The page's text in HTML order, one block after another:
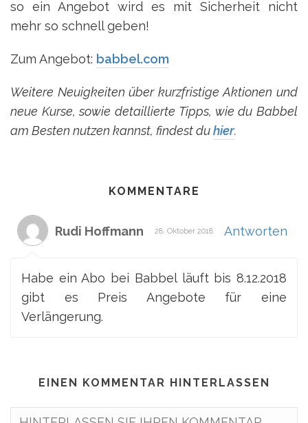
so ein Angebot wird es mit Sicherheit nicht
mehr so schnell geben!
Zum Angebot: babbel.com
Weitere Neuigkeiten über kurzfristige Aktionen und
neue Kurse, sowie detaillierte Tipps, wie du Babbel
am Besten nutzen kannst, findest duhier.
KOMMENTARE
Rudi Hoffmann 28. Oktober 2018 Antworten
Habe ein Abo bei Babbel läuft bis 8.12.2018
gibt es Preis Angebote für eine
Verlängerung.
EINEN KOMMENTAR HINTERLASSEN